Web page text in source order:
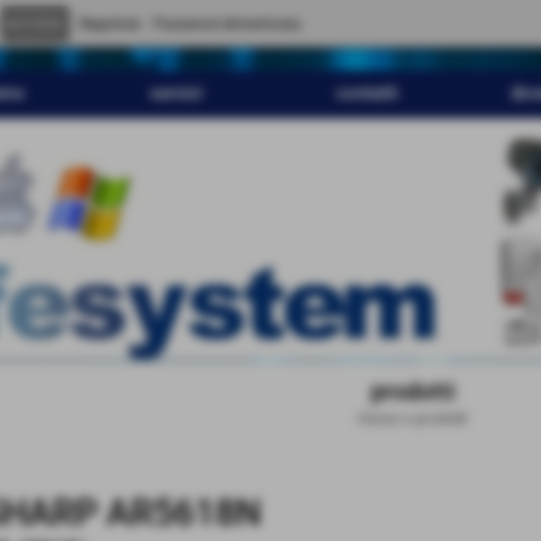
servizi contatti
prodotti
AR5618N